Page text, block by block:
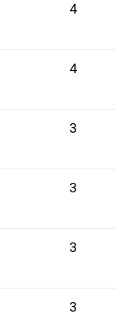
4
4
3
3
3
3